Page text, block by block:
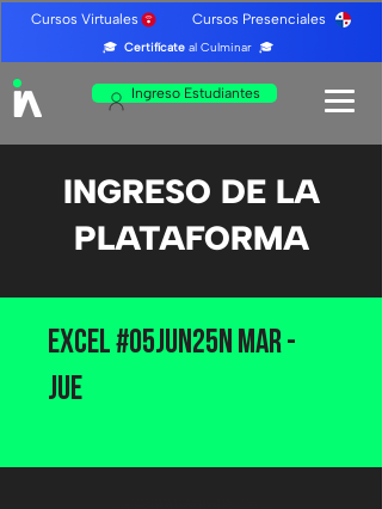
Cursos Virtuales Cursos Presenciales
🎓 Certifícate al Culminar 🎓
Ingreso Estudiantes
INGRESO DE LA
PLATAFORMA
Excel #05JUN25N MAR -
JUE